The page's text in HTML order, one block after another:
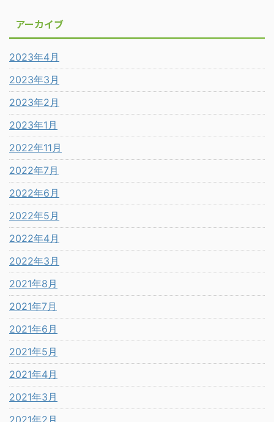
アーカイブ
2023年4月
2023年3月
2023年2月
2023年1月
2022年11月
2022年7月
2022年6月
2022年5月
2022年4月
2022年3月
2021年8月
2021年7月
2021年6月
2021年5月
2021年4月
2021年3月
2021年2月